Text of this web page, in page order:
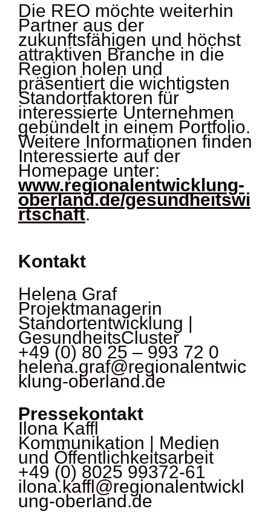
Die REO möchte weiterhin
Partner aus der
zukunftsfähigen und höchst
attraktiven Branche in die
Region holen und
präsentiert die wichtigsten
Standortfaktoren für
interessierte Unternehmen
gebündelt in einem Portfolio.
Weitere Informationen finden
Interessierte auf der
Homepage unter:
www.regionalentwicklung-
oberland.de/gesundheitswi
rtschaft.
Kontakt
Helena Graf
Projektmanagerin
Standortentwicklung |
GesundheitsCluster
+49 (0) 80 25 – 993 72 0
helena.graf@regionalentwic
klung-oberland.de
Pressekontakt
Ilona Kaffl
Kommunikation | Medien
und Öffentlichkeitsarbeit
+49 (0) 8025 99372-61
ilona.kaffl@regionalentwickl
ung-oberland.de